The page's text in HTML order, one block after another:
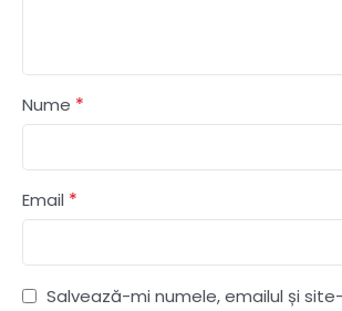
Nume *
Email *
Salvează-mi numele, emailul și